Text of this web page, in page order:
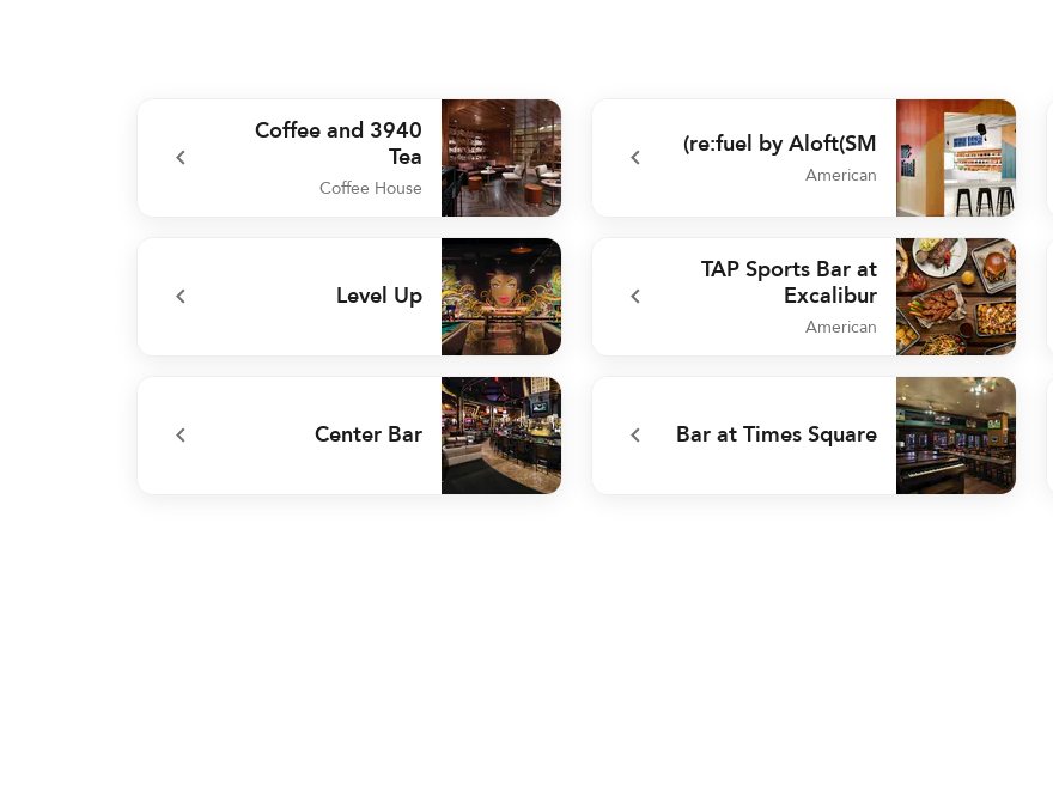
re:fuel by Aloft(SM)
American
undefined re:fuel by Aloft(SM)
3940 Coffee and
Tea
Coffee House
undefined 3940 Coffee and Tea
TAP Sports Bar at
Excalibur
American
undefined TAP Sports Bar at Excalibur
Level Up
undefined Level Up
Bar at Times Square
Center Bar